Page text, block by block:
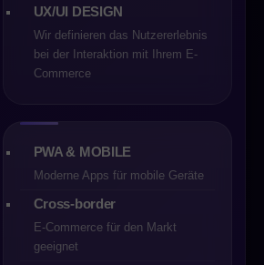
UX/UI DESIGN
Wir definieren das Nutzererlebnis
bei der Interaktion mit Ihrem E-
Commerce
PWA & MOBILE
Moderne Apps für mobile Geräte
Cross-border
E-Commerce für den Markt
geeignet
Verfügbarkeit von
Elemente dominieren Vergleiche
und entscheiden oft über die
bleibt einer der fundamentalsten
einen enormen Einfluss auf Sicherheit
hat, meist im Hintergrund – die Lizenz.
kein abstrakter rechtlicher Eintrag, der
losgelöst ist. Sie ist ein
wer die Technologie kontrolliert,
möglich sind und wo die Grenzen
Organisation verlaufen. Im reifen E-
der Plattform zu einem Element der
technischen Detail.